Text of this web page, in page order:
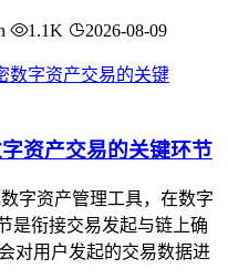
1.1K 2026-08-09
资产交易的关键环节
字资产管理工具，在数字
是衔接交易发起与链上确
对用户发起的交易数据进